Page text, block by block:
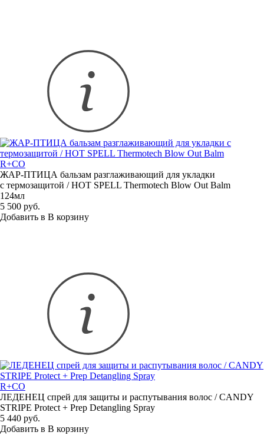
R+CO
ЖАР-ПТИЦА бальзам разглаживающий для укладки
с термозащитой / HOT SPELL Thermotech Blow Out Balm
124мл
5 500 руб.
Добавить в В корзину
R+CO
ЛЕДЕНЕЦ спрей для защиты и распутывания волос / CANDY
STRIPE Protect + Prep Detangling Spray
5 440 руб.
Добавить в В корзину